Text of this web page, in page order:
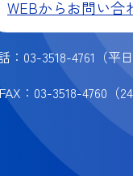
WEBからお問い合
：03-3518-4761 （平
FAX：03-3518-4760 （